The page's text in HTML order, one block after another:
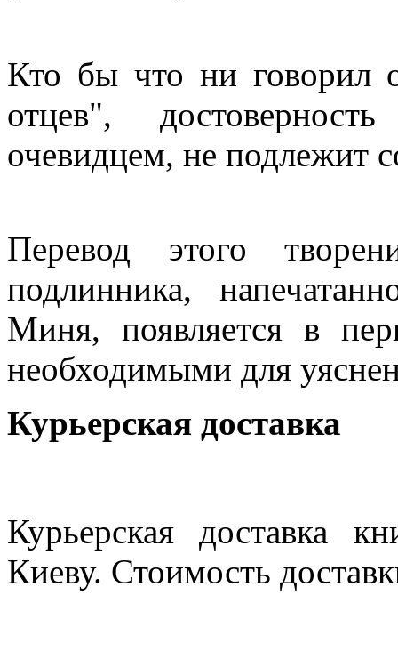
Кто бы что ни говорил
отцев",
очевидцем, не подлежит
Перевод этого
подлинника,
Миня, появляется в
необходимыми для
Курьерская доставка
Курьерская доставка
Киеву. Стоимость